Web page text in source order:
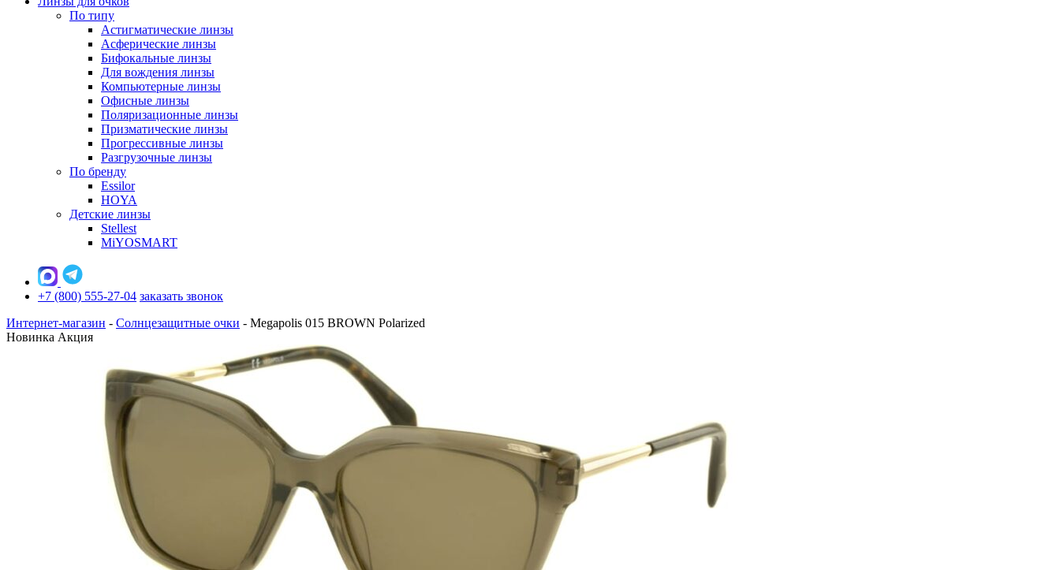
По типу
Астигматические линзы
Асферические линзы
Бифокальные линзы
Для вождения линзы
Компьютерные линзы
Офисные линзы
Поляризационные линзы
Призматические линзы
Прогрессивные линзы
Разгрузочные линзы
По бренду
Essilor
HOYA
Детские линзы
Stellest
MiYOSMART
+7 (800) 555-27-04 заказать звонок
Интернет-магазин - Солнцезащитные очки - Megapolis 015 BROWN Polarized
Новинка Акция